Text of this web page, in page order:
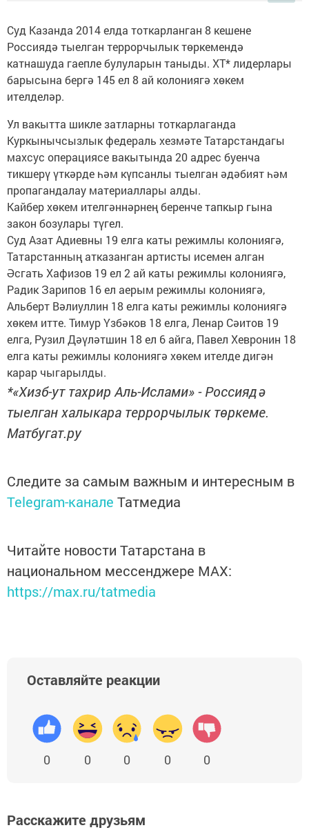
Суд Казанда 2014 елда тоткарланган 8 кешене
Россиядә тыелган террорчылык төркемендә
катнашуда гаепле булуларын таныды. ХТ* лидерлары
барысына бергә 145 ел 8 ай колониягә хөкем
ителделәр.
Ул вакытта шикле затларны тоткарлаганда
Куркынычсызлык федераль хезмәте Татарстандагы
махсус операциясе вакытында 20 адрес буенча
тикшерү үткәрде һәм күпсанлы тыелган әдәбият һәм
пропагандалау материаллары алды.
Кайбер хөкем ителгәннәрнең беренче тапкыр гына
закон бозулары түгел.
Суд Азат Адиевны 19 елга каты режимлы колониягә,
Татарстанның атказанган артисты исемен алган
Әсгать Хафизов 19 ел 2 ай каты режимлы колониягә,
Радик Зарипов 16 ел аерым режимлы колониягә,
Альберт Вәлиуллин 18 елга каты режимлы колониягә
хөкем итте. Тимур Үзбәков 18 елга, Ленар Сәитов 19
елга, Рузил Дәүләтшин 18 ел 6 айга, Павел Хевронин 18
елга каты режимлы колониягә хөкем ителде дигән
карар чыгарылды.
*«Хизб-ут тахрир Аль-Ислами» - Россиядә
тыелган халыкара террорчылык төркеме.
Матбугат.ру
Следите за самым важным и интересным в
Telegram-канале Татмедиа
Читайте новости Татарстана в
национальном мессенджере MАХ:
https://max.ru/tatmedia
Оставляйте реакции
0 0 0 0 0
Расскажите друзьям